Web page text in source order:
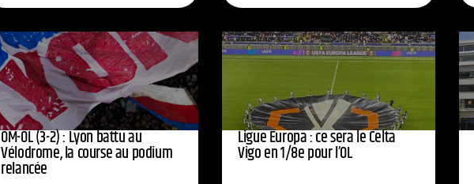
OM-OL (3-2) : Lyon battu au
Vélodrome, la course au podium
relancée
Ligue Europa : ce sera le Celta
Vigo en 1/8e pour l’OL